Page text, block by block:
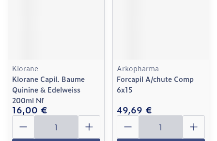
Klorane
Klorane Capil. Baume
Quinine & Edelweiss
200ml Nf
16,00 €
Quantité
Arkopharma
Forcapil A/chute Comp
6x15
49,69 €
Quantité